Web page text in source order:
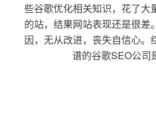
些谷歌优化相关知识，花了大
的站，结果网站表现还是很差
因，无从改进，丧失自信心。
谱的谷歌SEO公司